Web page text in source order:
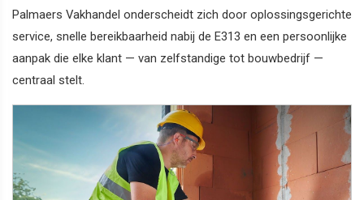
Palmaers Vakhandel onderscheidt zich door oplossingsgerichte
service, snelle bereikbaarheid nabij de E313 en een persoonlijke
aanpak die elke klant — van zelfstandige tot bouwbedrijf —
centraal stelt.